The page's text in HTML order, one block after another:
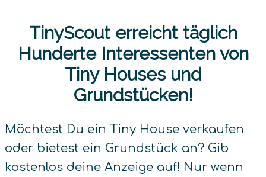
TinyScout erreicht täglich
Hunderte Interessenten von
Tiny Houses und
Grundstücken!
Möchtest Du ein Tiny House verkaufen
oder bietest ein Grundstück an? Gib
kostenlos deine Anzeige auf! Nur wenn